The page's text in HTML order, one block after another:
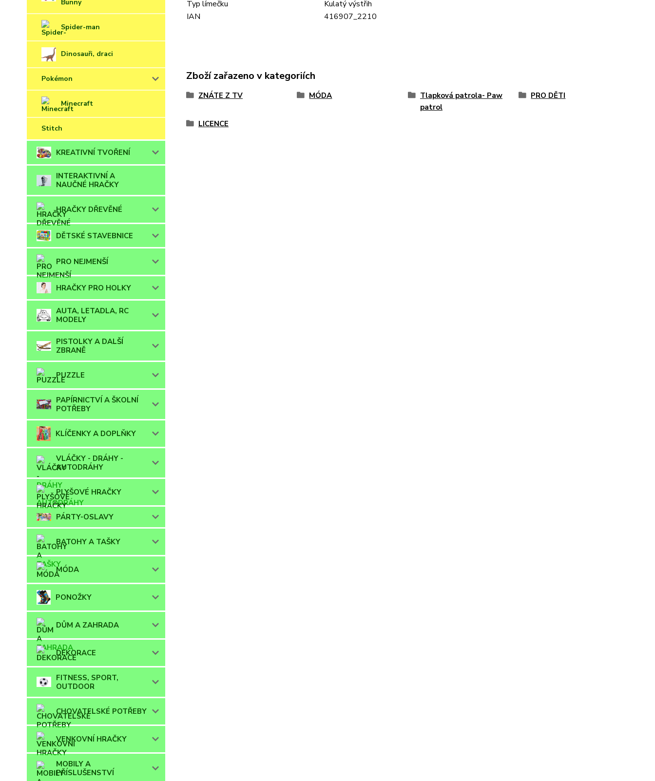
Bunny
Spider-man
Dinosauři, draci
Pokémon
Minecraft
Stitch
KREATIVNÍ TVOŘENÍ
INTERAKTIVNÍ A
NAUČNÉ HRAČKY
HRAČKY DŘEVĚNÉ
DĚTSKÉ STAVEBNICE
PRO NEJMENŠÍ
HRAČKY PRO HOLKY
AUTA, LETADLA, RC
MODELY
PISTOLKY A DALŠÍ
ZBRANĚ
PUZZLE
PAPÍRNICTVÍ A ŠKOLNÍ
POTŘEBY
KLÍČENKY A DOPLŇKY
VLÁČKY - DRÁHY -
AUTODRÁHY
PLYŠOVÉ HRAČKY
PÁRTY-OSLAVY
BATOHY A TAŠKY
MÓDA
PONOŽKY
DŮM A ZAHRADA
DEKORACE
FITNESS, SPORT,
OUTDOOR
CHOVATELSKÉ POTŘEBY
VENKOVNÍ HRAČKY
MOBILY A
PŘÍSLUŠENSTVÍ
Typ límečku
Kulatý výstřih
IAN
416907_2210
Zboží zařazeno v kategoriích
ZNÁTE Z TV MÓDA
Tlapková patrola- Paw
patrol
PRO DĚTI
LICENCE